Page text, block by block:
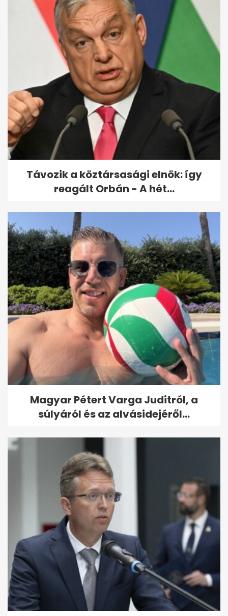
Távozik a köztársasági elnök: így
reagált Orbán - A hét...
Magyar Pétert Varga Juditról, a
súlyáról és az alvásidejéről...